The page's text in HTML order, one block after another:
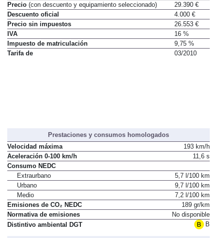
Precio (con descuento y equipamiento seleccionado)
29.390 €
Descuento oficial
4.000 €
Precio sin impuestos
26.553 €
IVA
16 %
Impuesto de matriculación
9,75 %
Tarifa de
03/2010
Prestaciones y consumos homologados
Velocidad máxima
193 km/h
Aceleración 0-100 km/h
11,6 s
Consumo NEDC
Extraurbano
5,7 l/100 km
Urbano
9,7 l/100 km
Medio
7,2 l/100 km
Emisiones de CO₂ NEDC
189 gr/km
Normativa de emisiones
No disponible
Distintivo ambiental DGT
B